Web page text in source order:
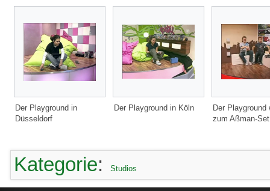
Der Playground in
Düsseldorf
Der Playground in Köln
Der Playground
zum Aßman-Set
Kategorie: Studios